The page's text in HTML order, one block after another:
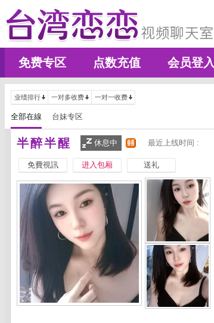
免费专区 点数充值 会员登入
业绩排行 一对多收费 一对一收费
全部在線 台妹专区
半醉半醒 休息中 最近上线时间 :
免費視訊 进入包厢 送礼